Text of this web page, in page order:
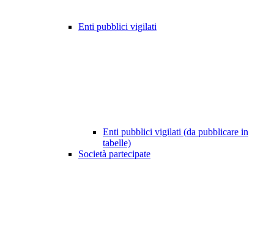
Enti pubblici vigilati
Enti pubblici vigilati (da pubblicare in
tabelle)
Società partecipate